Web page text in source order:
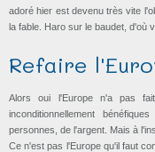
adoré hier est devenu très vite
la fable. Haro sur le baudet, d'où
Refaire
Alors oui l'Europe n'a pas
inconditionnellement
personnes, de l'argent. Mais à
Ce n'est pas l'Europe qu'il faut